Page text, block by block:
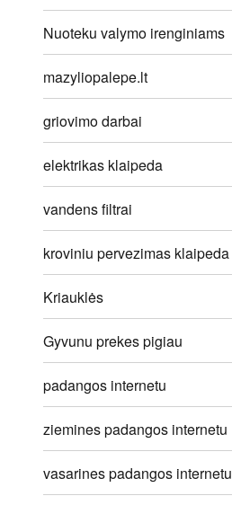
Nuoteku valymo irenginiams
mazyliopalepe.lt
griovimo darbai
elektrikas klaipeda
vandens filtrai
kroviniu pervezimas klaipeda
Kriauklės
Gyvunu prekes pigiau
padangos internetu
ziemines padangos internetu
vasarines padangos internetu